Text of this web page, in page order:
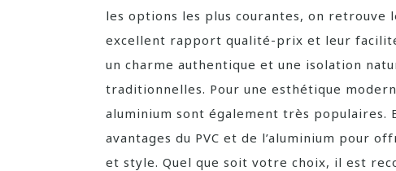
les options les plus courantes, on retrouve
excellent rapport qualité-prix et leur
un charme authentique et une isolation
traditionnelles. Pour une esthétique
aluminium sont également très
avantages du PVC et de l’aluminium pour
et style. Quel que soit votre choix, il est